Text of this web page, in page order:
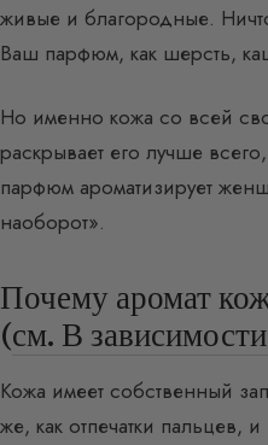
живые и благородные.
Ваш парфюм, как шерсть,
Но именно кожа со всей
раскрывает его лучше
парфюм ароматизирует
наоборот».
Почему аромат
(см. В
Кожа имеет собственный
же, как отпечатки пальцев,